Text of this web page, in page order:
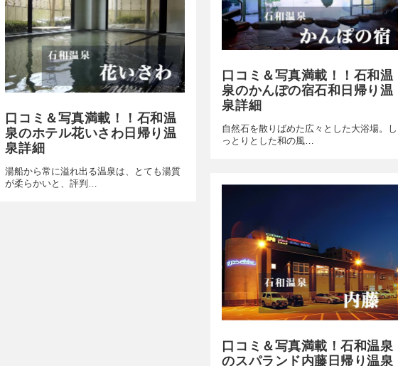
口コミ＆写真満載！！石和温
泉のホテル花いさわ日帰り温
泉詳細
湯船から常に溢れ出る温泉は、とても湯質
が柔らかいと、評判…
口コミ＆写真満載！！石和温
泉のかんぽの宿石和日帰り温
泉詳細
自然石を散りばめた広々とした大浴場。し
っとりとした和の風…
口コミ＆写真満載！石和温泉
のスパランド内藤日帰り温泉